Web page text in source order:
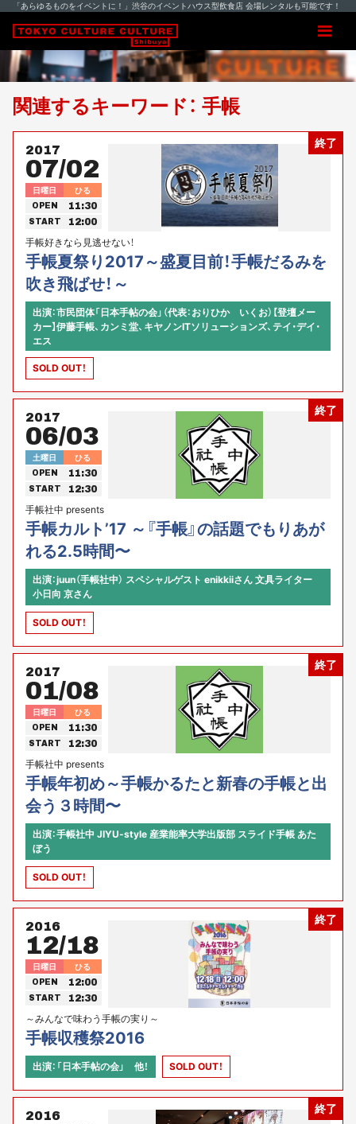
「あらゆるものをイベントに！」渋谷のイベントハウス型飲食店 会場レンタルも可能です！
関連するキーワード： 手帳
終了
2017
07/02
日曜日 ひる
OPEN 11:30
START 12:00
手帳好きなら見逃せない！
手帳夏祭り2017～盛夏目前！手帳だるみを
吹き飛ばせ！～
出演：市民団体「日本手帖の会」（代表：おりひか いくお）【登壇メー
カー】伊藤手帳、カンミ堂、キヤノンITソリューションズ、テイ・デイ・
エス
SOLD OUT！
終了
2017
06/03
土曜日 ひる
OPEN 11:30
START 12:30
手帳社中 presents
手帳カルト’17 ～『手帳』の話題でもりあが
れる2.5時間〜
出演：juun（手帳社中） スペシャルゲスト enikkiiさん 文具ライター
小日向 京さん
SOLD OUT！
終了
2017
01/08
日曜日 ひる
OPEN 11:30
START 12:30
手帳社中 presents
手帳年初め～手帳かるたと新春の手帳と出
会う３時間〜
出演：手帳社中 JIYU-style 産業能率大学出版部 スライド手帳 あた
ぼう
SOLD OUT！
終了
2016
12/18
日曜日 ひる
OPEN 12:00
START 12:30
～みんなで味わう手帳の実り～
手帳収穫祭2016
出演：「日本手帖の会」 他！ SOLD OUT！
終了
2016